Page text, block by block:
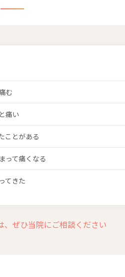
む
痛い
ことがある
って痛くなる
てきた
、ぜひ当院にご相談ください